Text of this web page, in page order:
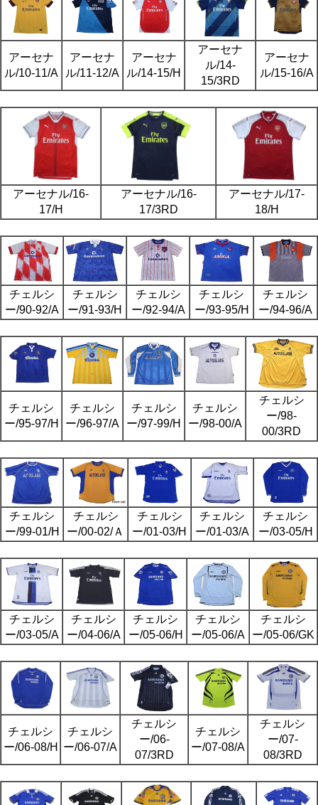
アーセナ
ル/10-11/A
アーセナ
ル/11-12/A
アーセナ
ル/14-15/H
アーセナ
ル/14-
15/3RD
アーセナ
ル/15-16/A
アーセナル/16-
17/H
アーセナル/16-
17/3RD
アーセナル/17-
18/H
チェルシ
ー/90-92/A
チェルシ
ー/91-93/H
チェルシ
ー/92-94/A
チェルシ
ー/93-95/H
チェルシ
ー/94-96/A
チェルシ
ー/95-97/H
チェルシ
ー/96-97/A
チェルシ
ー/97-99/H
チェルシ
ー/98-00/A
チェルシ
ー/98-
00/3RD
チェルシ
ー/99-01/H
チェルシ
ー/00-02/Ａ
チェルシ
ー/01-03/H
チェルシ
ー/01-03/A
チェルシ
ー/03-05/H
チェルシ
ー/03-05/A
チェルシ
ー/04-06/A
チェルシ
ー/05-06/H
チェルシ
ー/05-06/A
チェルシ
ー/05-06/GK
チェルシ
ー/06-08/H
チェルシ
ー/06-07/A
チェルシ
ー/06-
07/3RD
チェルシ
ー/07-08/A
チェルシ
ー/07-
08/3RD